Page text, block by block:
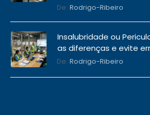
De: Rodrigo-Ribeiro
Insalubridade ou
as diferenças e evite
De: Rodrigo-Ribeiro